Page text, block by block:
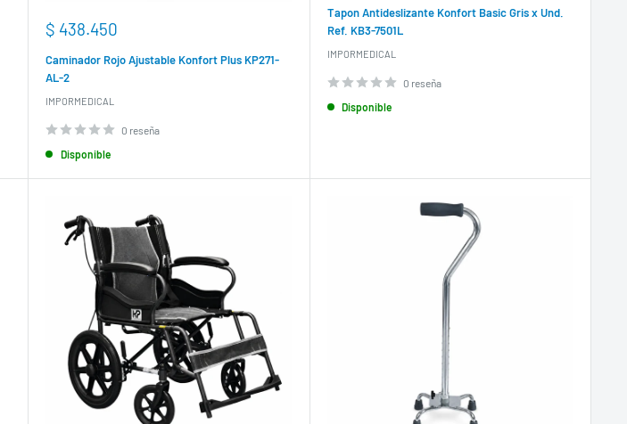
Precio
venta
$ 438.450
Caminador Rojo Ajustable Konfort Plus KP271-
AL-2
IMPORMEDICAL
0 reseña
Disponible
venta
Tapon Antideslizante Konfort Basic Gris x Und.
Ref. KB3-7501L
IMPORMEDICAL
0 reseña
Disponible